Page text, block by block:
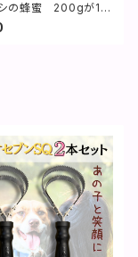
シの蜂蜜 200gが1
ィーな香り